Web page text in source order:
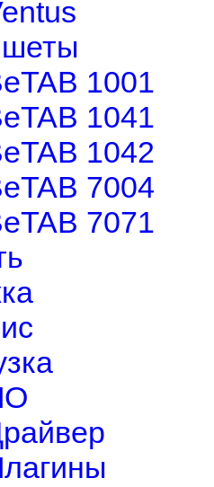
1001
1041
1042
7004
7071